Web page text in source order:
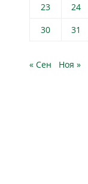
23
24
30
31
« Сен Ноя »